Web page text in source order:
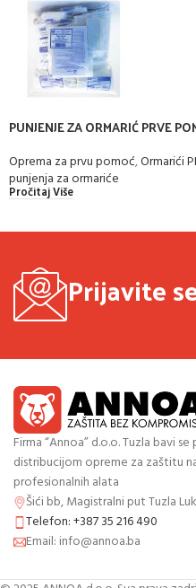
PUNJENJE ZA ORMARIĆ PRVE
Oprema za prvu pomoć,Ormarići
punjenja za ormariće
Pročitaj Više
Prijavite
Firma “Annoa” d.o.o. Tuzla bavi
distribucijom opreme za zaštitu
profesionalnih alata
Šići bb, Magistralni put Tuzla
Telefon: +387 35 216 490
Email: info@annoa.ba